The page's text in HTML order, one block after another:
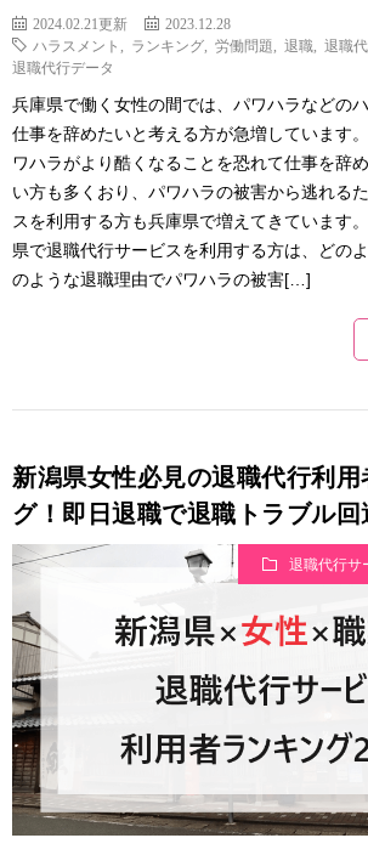
2024.02.21更新
2023.12.28
ハラスメント
ランキング 労働問題 退職 退職
退職代行データ
兵庫県で働く女性の間では、パワハラなどの
仕事を辞めたいと考える方が急増しています
ワハラがより酷くなることを恐れて仕事を辞
い方も多くおり、パワハラの被害から逃れる
スを利用する方も兵庫県で増えてきています
県で退職代行サービスを利用する方は、どの
のような退職理由でパワハラの被害[…]
新潟県女性必見の退職代行利用
グ！即日退職で退職トラブル回
退職代行サ